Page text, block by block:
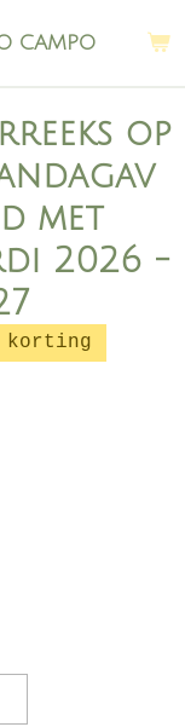
CAMPO
op
met
2026 -
korting